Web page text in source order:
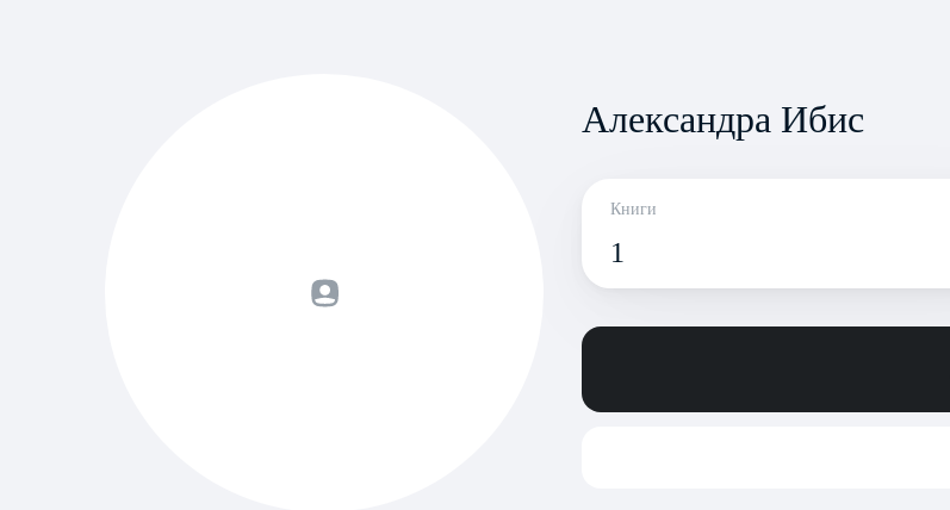
Александра Ибис
Книги
1